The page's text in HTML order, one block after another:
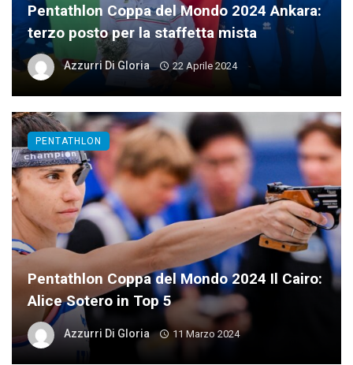
Pentathlon Coppa del Mondo 2024 Ankara:
terzo posto per la staffetta mista
Azzurri Di Gloria 22 Aprile 2024
Pentathlon Coppa del Mondo 2024 Il Cairo:
Alice Sotero in Top 5
Azzurri Di Gloria 11 Marzo 2024
PENTATHLON